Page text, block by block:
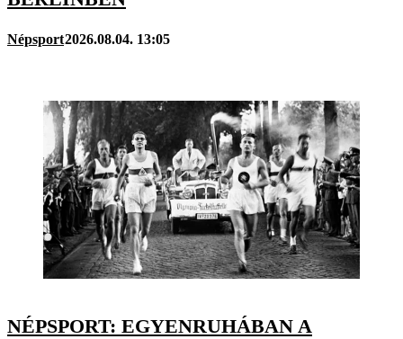
Népsport2026.08.04. 13:05
NÉPSPORT: EGYENRUHÁBAN A